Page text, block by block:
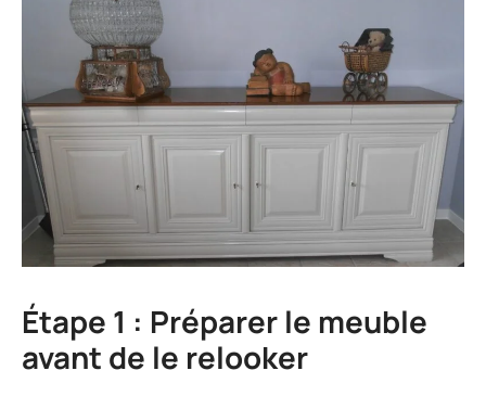
Étape 1 : Préparer le meuble
avant de le relooker